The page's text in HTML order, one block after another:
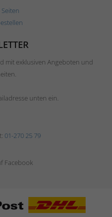
mit exklusiven Angeboten und
unten ein.
01-270 25 79
Facebook